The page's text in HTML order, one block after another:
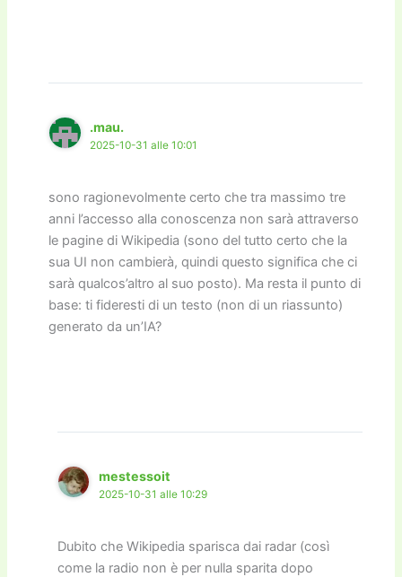
.mau.
2025-10-31 alle 10:01
sono ragionevolmente certo che tra massimo tre
anni l’accesso alla conoscenza non sarà attraverso
le pagine di Wikipedia (sono del tutto certo che la
sua UI non cambierà, quindi questo significa che ci
sarà qualcos’altro al suo posto). Ma resta il punto di
base: ti fideresti di un testo (non di un riassunto)
generato da un’IA?
mestessoit
2025-10-31 alle 10:29
Dubito che Wikipedia sparisca dai radar (così
come la radio non è per nulla sparita dopo